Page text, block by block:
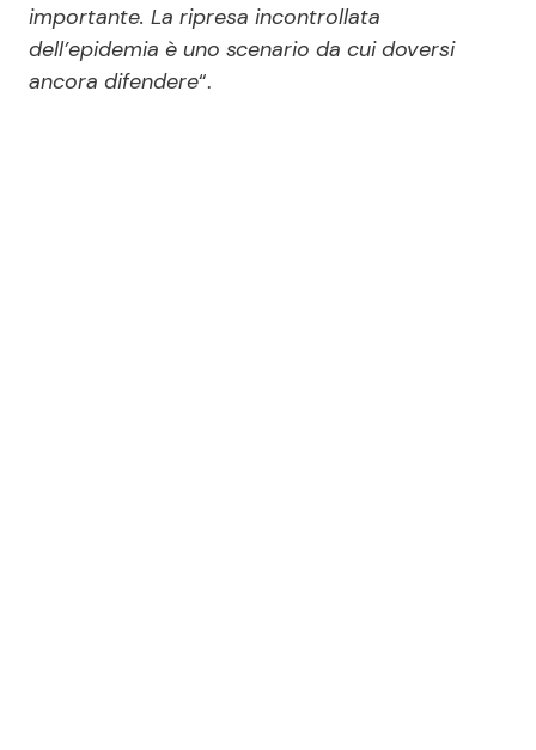
importante. La ripresa incontrollata
dell’epidemia è uno scenario da cui doversi
ancora difendere“.